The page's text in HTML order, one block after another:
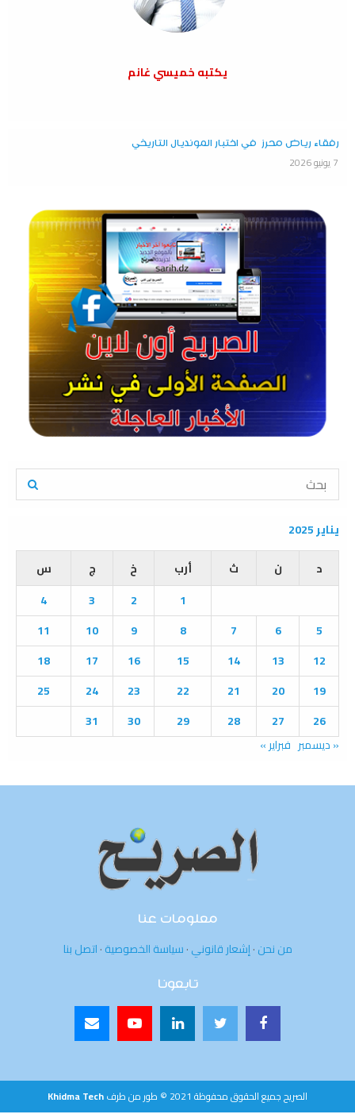
يكتبه خميسي غانم
رفقاء رياض محرز في اختبار المونديال التاريخي
7 يونيو 2026
S
r
c
o
E
A
R
C
H
يناير 2025
د
ن ث أرب خ ج
س
1
2
3
4
5
6
7
8
9
10
11
12
13
14
15
16
17
18
19
20
21
22
23
24
25
26
27
28
29
30
31
« ديسمبر فبراير »
معلومات عنا
من نحن·إشعار قانوني·سياسة الخصوصية·اتصل بنا
تابعونا
الصريح جميع الحقوق محفوظة 2021 © طور من طرف Khidma Tech